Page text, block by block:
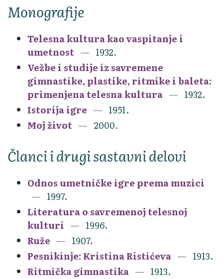
Monografije
Telesna kultura kao vaspitanje i
umetnost
1932.
Vežbe i studije iz savremene
gimnastike, plastike, ritmike i baleta:
primenjena telesna kultura
1932.
Istorija igre
1951.
Moj život
2000.
Članci i drugi sastavni delovi
Odnos umetničke igre prema muzici
1997.
Literatura o savremenoj telesnoj
kulturi
1996.
Ruže
1907.
Pesnikinje: Kristina Ristićeva
1913.
Ritmička gimnastika
1913.